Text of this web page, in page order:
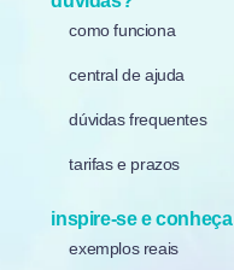
como funciona
central de ajuda
dúvidas frequentes
tarifas e prazos
inspire-se e conheça
exemplos reais